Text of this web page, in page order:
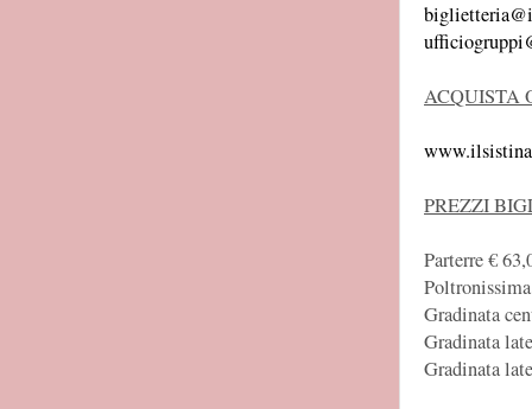
ACQUISTA
PREZZI
Parterre €
Gradinata
Gradinata
Gradinata